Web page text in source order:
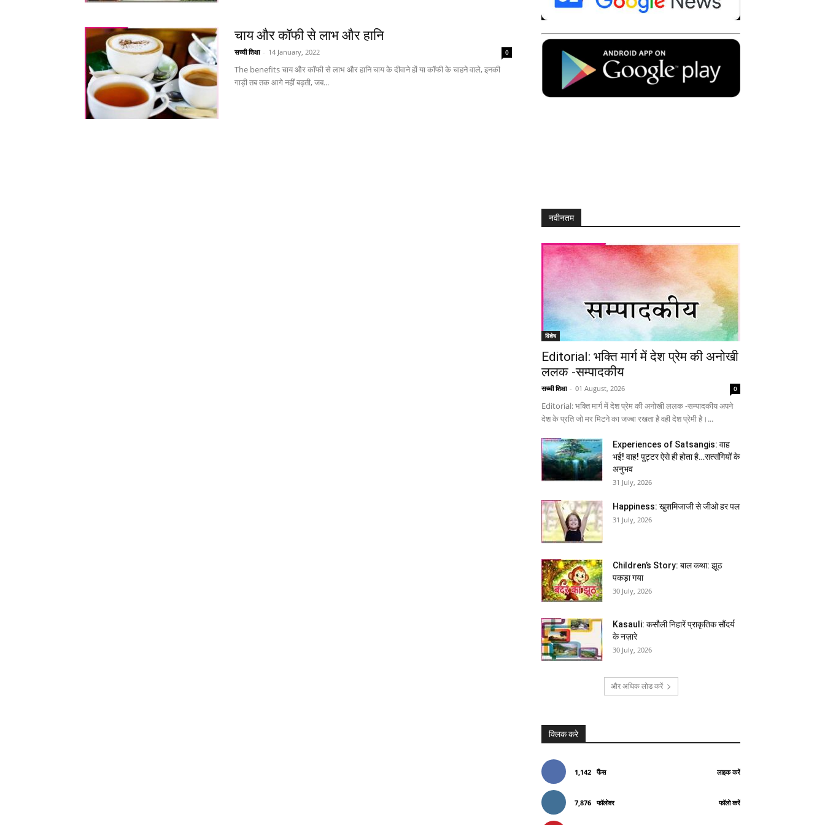
चाय और कॉफी से लाभ और हानि
सच्ची शिक्षा - 14 January, 2022 0
The benefits चाय और कॉफी से लाभ और हानि चाय के दीवाने हों या कॉफी के चाहने वाले, इनकी
गाड़ी तब तक आगे नहीं बढ़ती, जब...
नवीनतम
विशेष
Editorial: भक्ति मार्ग में देश प्रेम की अनोखी
ललक -सम्पादकीय
सच्ची शिक्षा - 01 August, 2026 0
Editorial: भक्ति मार्ग में देश प्रेम की अनोखी ललक -सम्पादकीय अपने
देश के प्रति जो मर मिटने का जज्बा रखता है वही देश प्रेमी है।...
Experiences of Satsangis: वाह
भई! वाह! पुट्टर ऐसे ही होता है…सत्संगियों के
अनुभव
31 July, 2026
Happiness: खुशमिजाजी से जीओ हर पल
31 July, 2026
Children’s Story: बाल कथा: झूठ
पकड़ा गया
30 July, 2026
Kasauli: कसौली निहारें प्राकृतिक सौंदर्य
के नज़ारे
30 July, 2026
और अधिक लोड करें
क्लिक करे
1,142 फैंस लाइक करें
7,876 फॉलोवर फॉलो करें